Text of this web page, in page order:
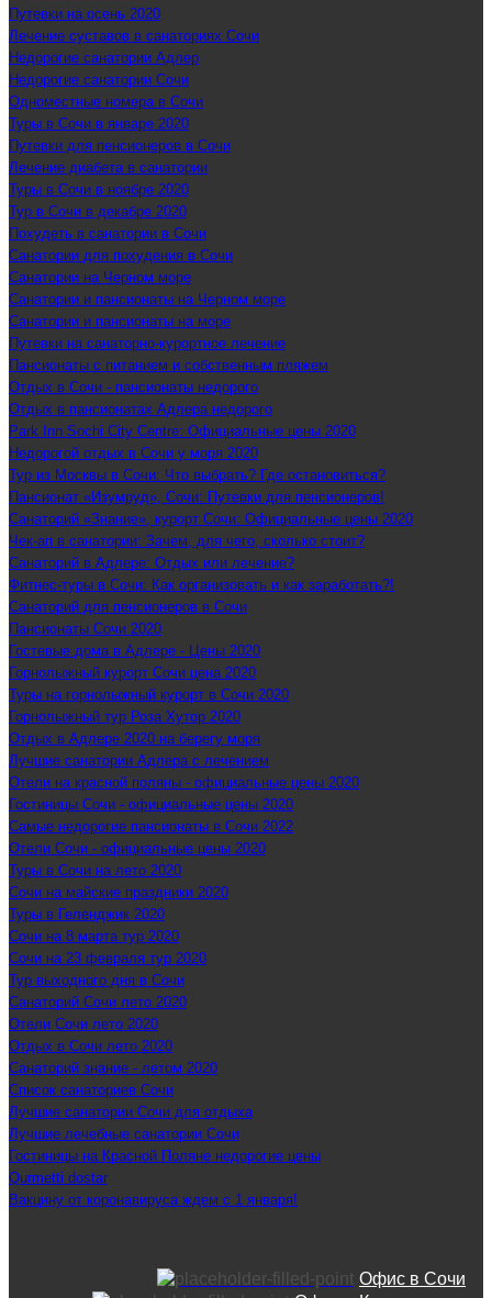
Путевки на осень 2020
Лечение суставов в санаториях Сочи
Недорогие санатории Адлер
Недорогие санатории Сочи
Одноместные номера в Сочи
Туры в Сочи в январе 2020
Путевки для пенсионеров в Сочи
Лечение диабета в санатории
Туры в Сочи в ноябре 2020
Тур в Сочи в декабре 2020
Похудеть в санатории в Сочи
Санатории для похудения в Сочи
Санатории на Черном море
Санатории и пансионаты на Черном море
Санатории и пансионаты на море
Путевки на санаторно-курортное лечение
Пансионаты с питанием и собственным пляжем
Отдых в Сочи - пансионаты недорого
Отдых в пансионатах Адлера недорого
Park Inn Sochi City Centre: Официальные цены 2020
Недорогой отдых в Сочи у моря 2020
Тур из Москвы в Сочи: Что выбрать? Где остановиться?
Пансионат «Изумруд», Сочи: Путевки для пенсионеров!
Санаторий «Знание», курорт Сочи: Официальные цены 2020
Чек-ап в санатории: Зачем, для чего, сколько стоит?
Санаторий в Адлере: Отдых или лечение?
Фитнес-туры в Сочи: Как организовать и как заработать?!
Санаторий для пенсионеров в Сочи
Пансионаты Сочи 2020
Гостевые дома в Адлере - Цены 2020
Горнолыжный курорт Сочи цена 2020
Туры на горнолыжный курорт в Сочи 2020
Горнолыжный тур Роза Хутор 2020
Отдых в Адлере 2020 на берегу моря
Лучшие санатории Адлера с лечением
Отели на красной поляны - официальные цены 2020
Гостиницы Сочи - официальные цены 2020
Самые недорогие пансионаты в Сочи 2022
Отели Сочи - официальные цены 2020
Туры в Сочи на лето 2020
Сочи на майские праздники 2020
Туры в Геленджик 2020
Сочи на 8 марта тур 2020
Сочи на 23 февраля тур 2020
Тур выходного дня в Сочи
Санаторий Сочи лето 2020
Отели Сочи лето 2020
Отдых в Сочи лето 2020
Санаторий знание - летом 2020
Список санаториев Сочи
Лучшие санатории Сочи для отдыха
Лучшие лечебные санатории Сочи
Гостиницы на Красной Поляне недорогие цены
Qurmetti dostar
Вакцину от коронавируса ждем с 1 января!
Офис в Сочи